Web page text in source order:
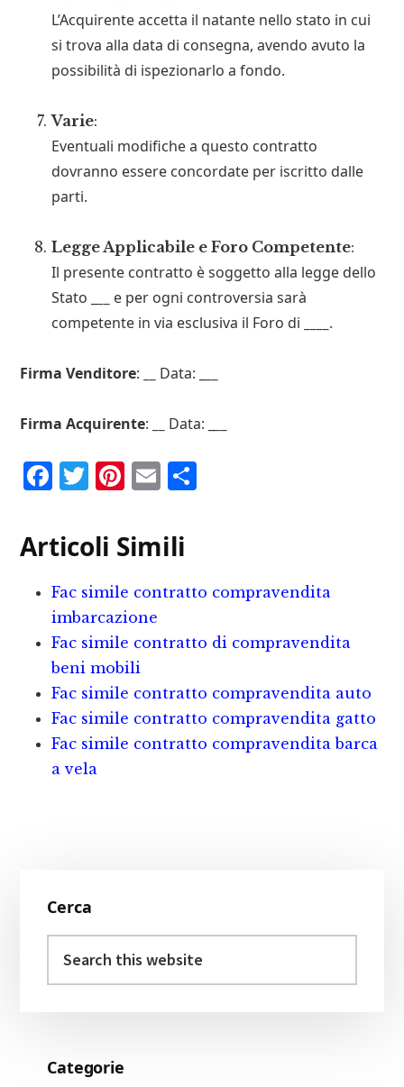
L’Acquirente accetta il natante nello stato in cui
si trova alla data di consegna, avendo avuto la
possibilità di ispezionarlo a fondo.
Varie:
Eventuali modifiche a questo contratto
dovranno essere concordate per iscritto dalle
parti.
Legge Applicabile e Foro Competente:
Il presente contratto è soggetto alla legge dello
Stato _
e per ogni controversia sarà
competente in via esclusiva il Foro di
.
Firma Venditore: Data: _
Firma Acquirente: Data: _
F
c
e
b
o
o
k
T
it
te
r
P
n
te
r
e
st
E
ai
l
iv
d
Articoli Simili
Fac simile contratto compravendita
imbarcazione
Fac simile contratto di compravendita
beni mobili
Fac simile contratto compravendita auto
Fac simile contratto compravendita gatto
Fac simile contratto compravendita barca
a vela
Sidebar
Cerca
this
Categorie